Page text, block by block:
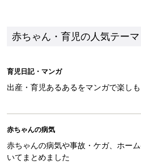
赤ちゃん・育児の人気テーマ
育児日記・マンガ
出産・育児あるあるをマンガで楽しも
赤ちゃんの病気
赤ちゃんの病気や事故・ケガ、ホー
いてまとめました